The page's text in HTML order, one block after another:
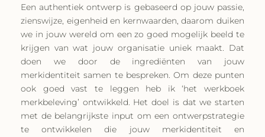
Een authentiek ontwerp is gebaseerd op jouw passie,
zienswijze, eigenheid en kernwaarden, daarom duiken
we in jouw wereld om een zo goed mogelijk beeld te
krijgen van wat jouw organisatie uniek maakt. Dat
doen we door de ingrediënten van jouw
merkidentiteit samen te bespreken. Om deze punten
ook goed vast te leggen heb ik ‘het werkboek
merkbeleving’ ontwikkeld. Het doel is dat we starten
met de belangrijkste input om een ontwerpstrategie
te ontwikkelen die jouw merkidentiteit en